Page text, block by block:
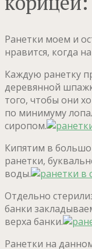
Ранетки моем и
нравится, когда
Каждую ранетку
деревянной
того, чтобы они
по минимуму
сиропом.
Кипятим в
ранетки,
воды.
Отдельно
банки
верха банки.
Ранетки на